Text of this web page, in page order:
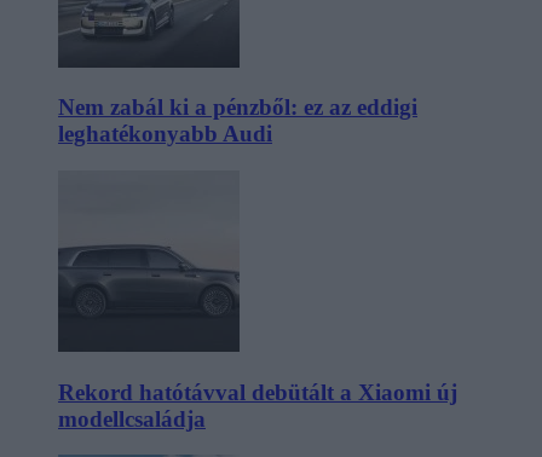
Nem zabál ki a pénzből: ez az eddigi
leghatékonyabb Audi
Rekord hatótávval debütált a Xiaomi új
modellcsaládja